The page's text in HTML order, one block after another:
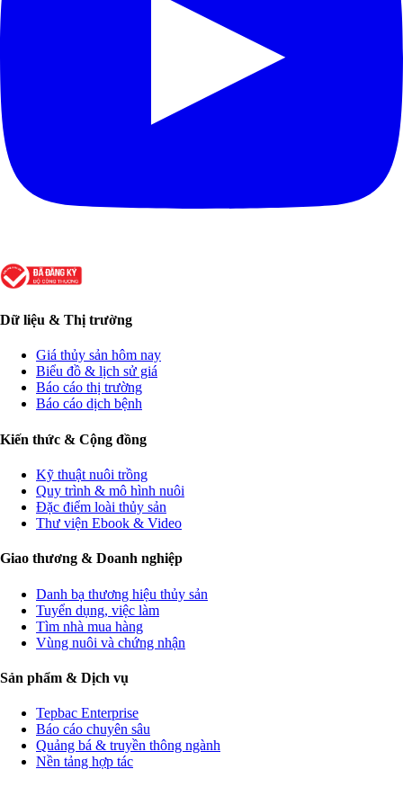
Dữ liệu & Thị trường
Giá thủy sản hôm nay
Biểu đồ & lịch sử giá
Báo cáo thị trường
Báo cáo dịch bệnh
Kiến thức & Cộng đồng
Kỹ thuật nuôi trồng
Quy trình & mô hình nuôi
Đặc điểm loài thủy sản
Thư viện Ebook & Video
Giao thương & Doanh nghiệp
Danh bạ thương hiệu thủy sản
Tuyển dụng, việc làm
Tìm nhà mua hàng
Vùng nuôi và chứng nhận
Sản phẩm & Dịch vụ
Tepbac Enterprise
Báo cáo chuyên sâu
Quảng bá & truyền thông ngành
Nền tảng hợp tác